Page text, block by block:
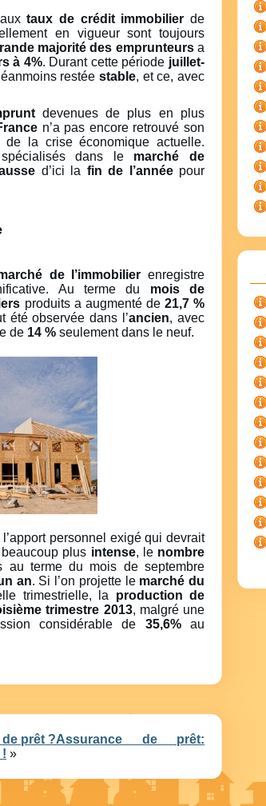
auxtaux de crédit immobilier de
en vigueur sont toujours
majorité des emprunteursa
à 4%. Durant cette période juillet-
restéestable, et ce, avec
devenues de plus en plus
n’a pas encore retrouvé son
de la crise économique actuelle.
dans lemarché de
d’ici la fin de l’annéepour
de l’immobilier enregistre
Au terme du mois de
produits a augmenté de 21,7 %
été observée dans l’ancien, avec
de 14 % seulement dans le neuf.
personnel exigé qui devrait
beaucoup plus intense, le nombre
au terme du mois de septembre
an. Si l’on projette le marché du
trimestrielle, la production de
trimestre 2013, malgré une
considérable de 35,6%au
prêt ?Assurance de prêt:
»